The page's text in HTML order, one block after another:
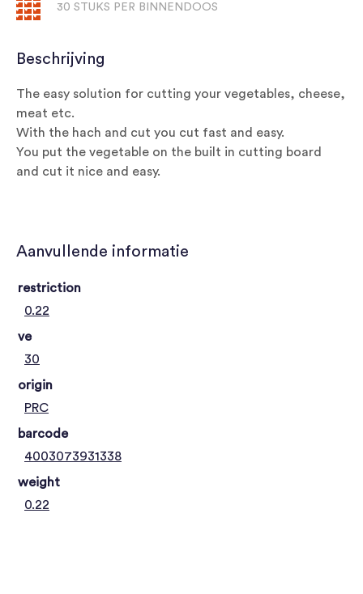
30 STUKS PER BINNENDOOS
Beschrijving
The easy solution for cutting your vegetables, cheese,
meat etc.
With the hach and cut you cut fast and easy.
You put the vegetable on the built in cutting board
and cut it nice and easy.
Aanvullende informatie
restriction
0.22
ve
30
origin
PRC
barcode
4003073931338
weight
0.22